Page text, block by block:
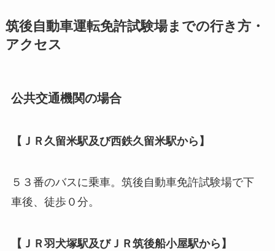
筑後自動車運転免許試験場までの行き方・
アクセス
公共交通機関の場合
【ＪＲ久留米駅及び西鉄久留米駅から】
５３番のバスに乗車。筑後自動車免許試験場で下
車後、徒歩０分。
【ＪＲ羽犬塚駅及びＪＲ筑後船小屋駅から】